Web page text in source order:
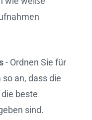
- Ordnen Sie für
an, dass die
beste
sind.